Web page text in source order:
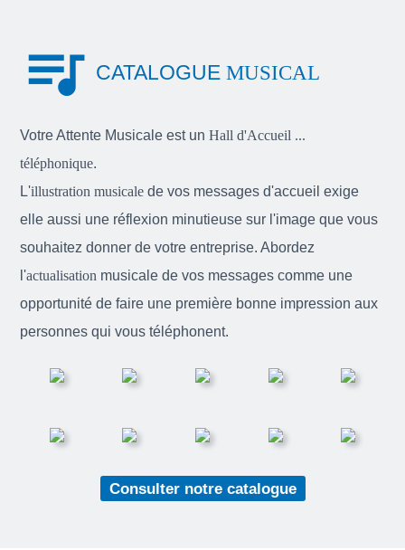
queue_music CATALOGUEMUSICAL
Votre Attente Musicale est unHall d'Accueil ...
téléphonique.
L'illustration musicale de vos messages d'accueil exige
elle aussi une réflexion minutieuse sur l'image que vous
souhaitez donner de votre entreprise. Abordez
l'actualisation musicale de vos messages comme une
opportunité de faire une première bonne impression aux
personnes qui vous téléphonent.
Consulter notre catalogue